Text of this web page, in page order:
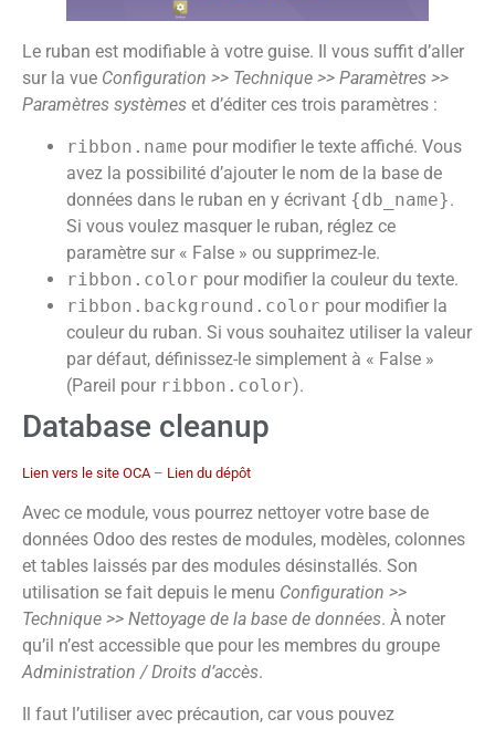
Le ruban est modifiable à votre guise. Il vous suffit d’aller
sur la vue Configuration >> Technique >> Paramètres >>
Paramètres systèmes et d’éditer ces trois paramètres :
ribbon.name pour modifier le texte affiché. Vous
avez la possibilité d’ajouter le nom de la base de
données dans le ruban en y écrivant {db_name}.
Si vous voulez masquer le ruban, réglez ce
paramètre sur « False » ou supprimez-le.
ribbon.color pour modifier la couleur du texte.
ribbon.background.color pour modifier la
couleur du ruban. Si vous souhaitez utiliser la valeur
par défaut, définissez-le simplement à « False »
(Pareil pour ribbon.color).
Database cleanup
Lien vers le site OCA– Lien du dépôt
Avec ce module, vous pourrez nettoyer votre base de
données Odoo des restes de modules, modèles, colonnes
et tables laissés par des modules désinstallés. Son
utilisation se fait depuis le menu Configuration >>
Technique >> Nettoyage de la base de données. À noter
qu’il n’est accessible que pour les membres du groupe
Administration / Droits d’accès.
Il faut l’utiliser avec précaution, car vous pouvez